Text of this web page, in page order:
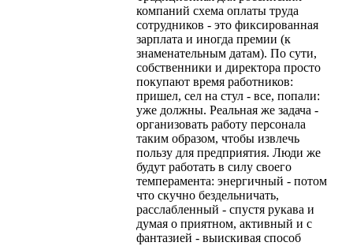
компаний схема оплаты труда
сотрудников - это фиксированная
зарплата и иногда премии (к
знаменательным датам). По сути,
собственники и директора просто
покупают время работников:
пришел, сел на стул - все, попали:
уже должны. Реальная же задача -
организовать работу персонала
таким образом, чтобы извлечь
пользу для предприятия. Люди же
будут работать в силу своего
темперамента: энергичный - потом
что скучно бездельничать,
расслабленный - спустя рукава и
думая о приятном, активный и с
фантазией - выискивая способ